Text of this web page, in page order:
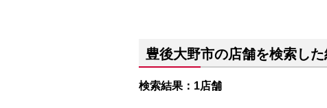
豊後大野市の店舗を検索し
検索結果：1店舗